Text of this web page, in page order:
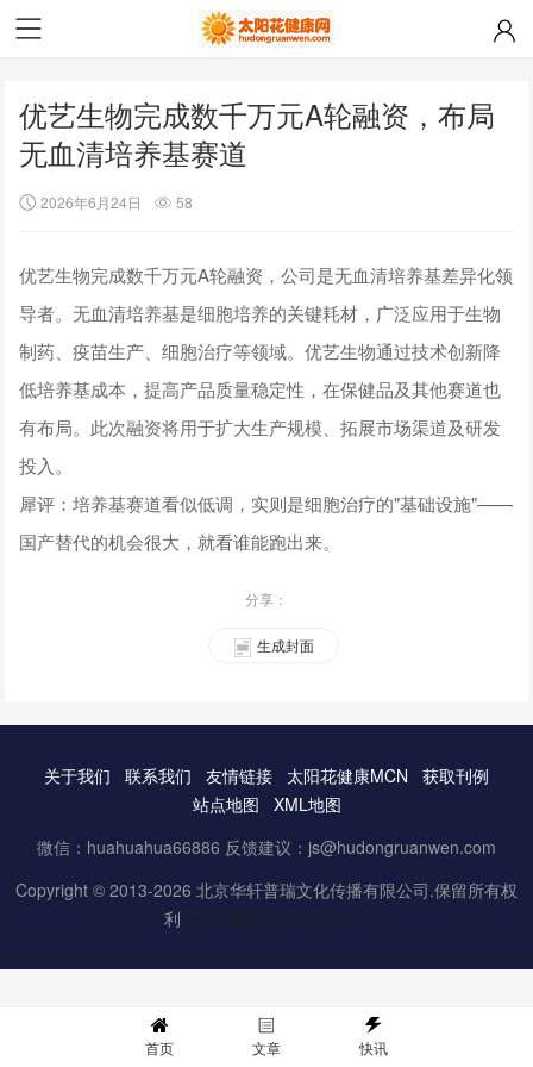
优艺生物完成数千万元A轮融资，布局
无血清培养基赛道
2026年6月24日 58
优艺生物完成数千万元A轮融资，公司是无血清培养基差异化领
导者。无血清培养基是细胞培养的关键耗材，广泛应用于生物
制药、疫苗生产、细胞治疗等领域。优艺生物通过技术创新降
低培养基成本，提高产品质量稳定性，在保健品及其他赛道也
有布局。此次融资将用于扩大生产规模、拓展市场渠道及研发
投入。
犀评：培养基赛道看似低调，实则是细胞治疗的"基础设施"——
国产替代的机会很大，就看谁能跑出来。
分享：
生成封面
关于我们 联系我们 友情链接 太阳花健康MCN
获取刊例
站点地图
XML地图
微信：huahuahua66886 反馈建议：js@hudongruanwen.com
Copyright © 2013-2026 北京华轩普瑞文化传播有限公司.保留所有权
利 京ICP备16061888号-3
首页 文章 快讯